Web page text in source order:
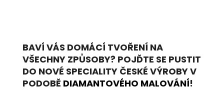
BAVÍ VÁS DOMÁCÍ TVOŘENÍ NA
VŠECHNY ZPŮSOBY? POJĎTE SE PUSTIT
DO NOVÉ SPECIALITY ČESKÉ VÝROBY V
PODOBĚ DIAMANTOVÉHO MALOVÁNÍ!